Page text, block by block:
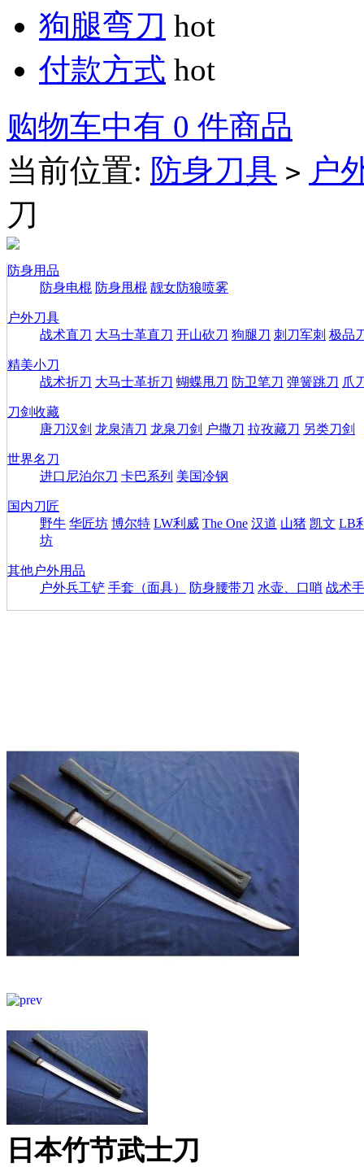
狗腿弯刀 hot
付款方式 hot
购物车中有 0 件商品
当前位置: 防身刀具 > 户
刀
防身用品
防身电棍 防身甩棍 靓女防狼喷雾
户外刀具
战术直刀 大马士革直刀 开山砍刀 狗腿刀 刺刀军刺 极品
精美小刀
战术折刀 大马士革折刀 蝴蝶甩刀 防卫笔刀 弹簧跳刀 爪
刀剑收藏
唐刀汉剑 龙泉清刀 龙泉刀剑 户撒刀 拉孜藏刀 另类刀剑
世界名刀
进口尼泊尔刀 卡巴系列 美国冷钢
国内刀匠
野牛 华匠坊 博尔特 LW利威 The One 汉道 山猪 凯文 LB
坊
其他户外用品
户外兵工铲 手套（面具） 防身腰带刀 水壶、口哨 战术
日本竹节武士刀